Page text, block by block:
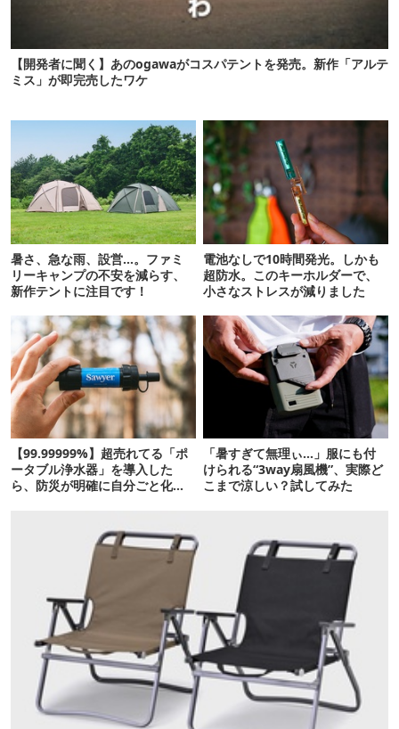
【開発者に聞く】あのogawaがコスパテントを発売。新作「アルテ
ミス」が即完売したワケ
暑さ、急な雨、設営…。ファミ
リーキャンプの不安を減らす、
新作テントに注目です！
電池なしで10時間発光。しかも
超防水。このキーホルダーで、
小さなストレスが減りました
【99.99999%】超売れてる「ポ
ータブル浄水器」を導入した
ら、防災が明確に自分ごと化し
「暑すぎて無理ぃ…」服にも付
けられる“3way扇風機”、実際ど
こまで涼しい？試してみた